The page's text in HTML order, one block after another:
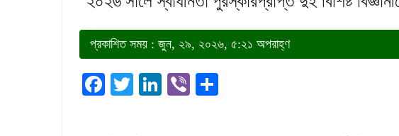
প্রকাশিত সময় : জুন, ২৯, ২০২৬, ৫:২১ অপরাহ্ণ
Facebook
TwitterLinkedIn
Viber